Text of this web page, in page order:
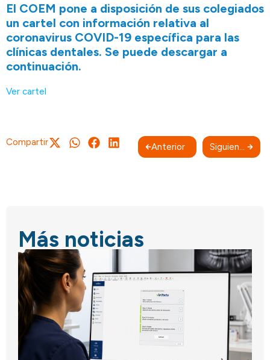
El COEM pone a disposición de sus colegiados
un cartel con información relativa al
coronavirus COVID-19 específica para las
clínicas dentales. Se puede descargar a
continuación.
Ver cartel
Compartir Anterior Siguiente
Más noticias